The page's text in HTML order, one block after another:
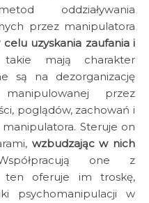
oddziaływania
przez manipulatora
celu uzyskania zaufania i
takie mają charakter
są na dezorganizację
przez
poglądów, zachowań i
Steruje on
wzbudzając w nich
one z
ten oferuje im troskę,
psychomanipulacji w